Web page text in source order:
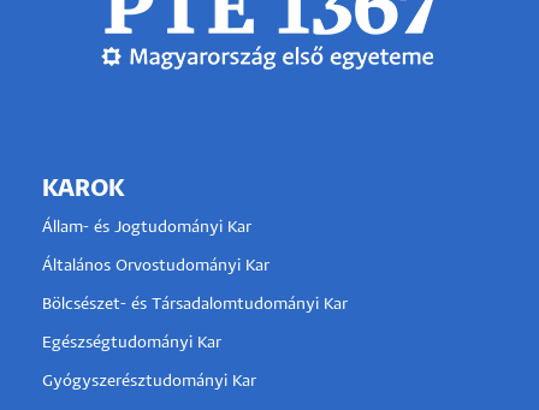
KAROK
Állam- és Jogtudományi Kar
Általános Orvostudományi Kar
Bölcsészet- és Társadalomtudományi Kar
Egészségtudományi Kar
Gyógyszerésztudományi Kar